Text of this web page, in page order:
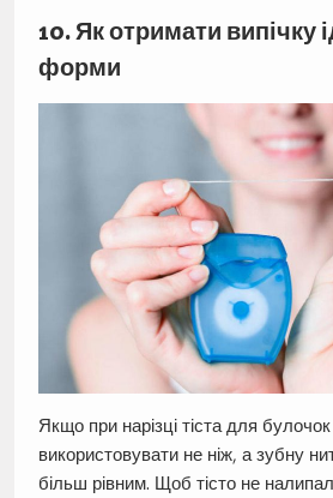
10. Як отримати випічку
форми
Якщо при нарізці тіста для
використовувати не ніж, а зубну
більш рівним. Щоб тісто не